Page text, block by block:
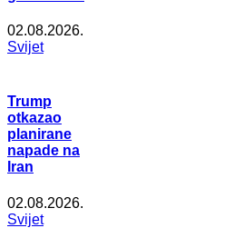
02.08.2026.
Svijet
Trump
otkazao
planirane
napade na
Iran
02.08.2026.
Svijet